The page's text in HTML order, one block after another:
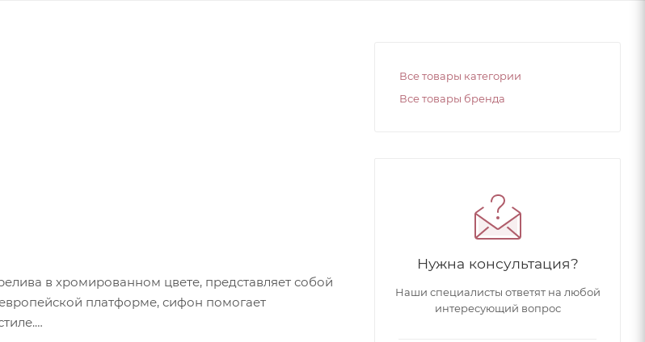
в хромированном цвете, представляет собой
платформе, сифон помогает
Все товары категории
Все товары бренда
Нужна консультация?
Наши специалисты ответят на любой
интересующий вопрос